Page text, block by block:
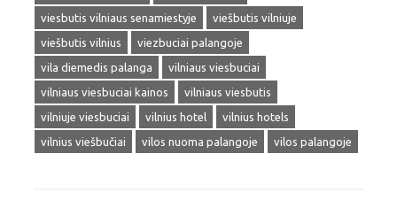
viesbutis vilniaus senamiestyje
viešbutis vilniuje
viešbutis vilnius
viezbuciai palangoje
vila diemedis palanga
vilniaus viesbuciai
vilniaus viesbuciai kainos
vilniaus viesbutis
vilniuje viesbuciai
vilnius hotel
vilnius hotels
vilnius viešbučiai
vilos nuoma palangoje vilos palangoje